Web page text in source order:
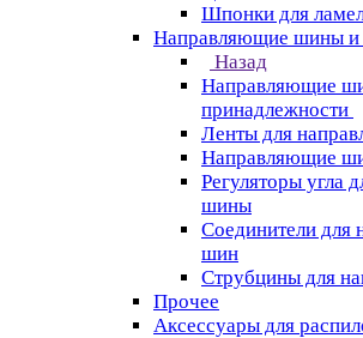
Шпонки для
Направляющие шины и
Назад
Направляющие
принадлежности
Ленты для
Направляющие
Регуляторы угла
шины
Соединители для
шин
Струбцины для
Прочее
Аксессуары для